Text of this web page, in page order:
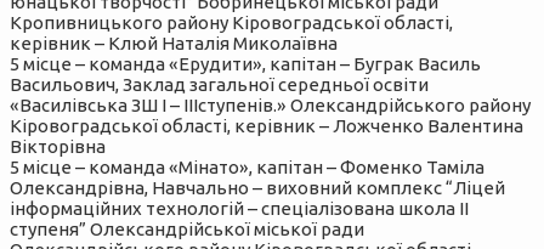
Кропивницького району Кіровоградської області,
керівник – Клюй Наталія Миколаївна
5 місце – команда «Ерудити», капітан – Буграк Василь
Васильович, Заклад загальної середньої освіти
«Василівська ЗШ І – ІІІступенів.» Олександрійського району
Кіровоградської області, керівник – Ложченко Валентина
Вікторівна
5 місце – команда «Мінато», капітан – Фоменко Таміла
Олександрівна, Навчально – виховний комплекс “Ліцей
інформаційних технологій – спеціалізована школа ІІ
ступеня” Олександрійської міської ради